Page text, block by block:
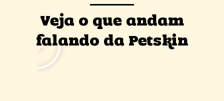
Veja o que andam
falando da Petskin